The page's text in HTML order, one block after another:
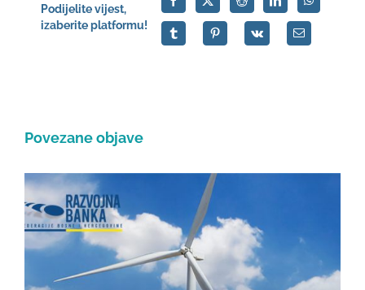
Podijelite vijest,
izaberite platformu!
Povezane objave